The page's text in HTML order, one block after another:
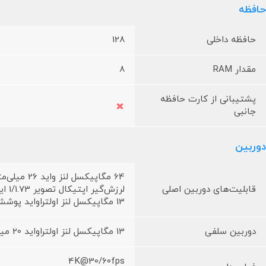
حافظه
حافظه داخلی 128
مقدار RAM 8
پشتیبانی از کارت حافظه
جانبی
دوربین
قابلیت‌های دوربین اصلی
64 مگاپیکسل لنز واید 26 میلی‌متری فوکوس خودکار دوال پیکسل با تشخیص فاز
لرزش‌گیر اپتیکال تصویر 1/1.73 اینچ سایز سنسور 0.8 میکرومتر سایز پیکسل f/1.9
13 مگاپیکسل لنز اولتراواید پوشش 120 درجه‌ 1.12 میکرومتر سایز پیکسل f/2.2
دوربین سلفی 13 مگاپیکسل لنز اولتراواید 20 میلی‌متری 1.12 میکرومتر سایز پیکسل f/2.2
4K@30/60fps